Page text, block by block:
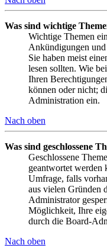
Was sind wichtige
Wichtige Themen
Ankündigungen und
Sie haben meist
lesen sollten. Wie
Ihren
können oder nicht;
Administration ein.
Nach oben
Was sind geschlossene
Geschlossene
geantwortet werden
Umfrage, falls
aus vielen Gründen
Administrator
Möglichkeit, Ihre
durch die Board-
Nach oben